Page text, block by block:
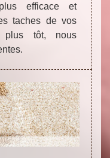
efficace et
taches de vos
plus tôt, nous